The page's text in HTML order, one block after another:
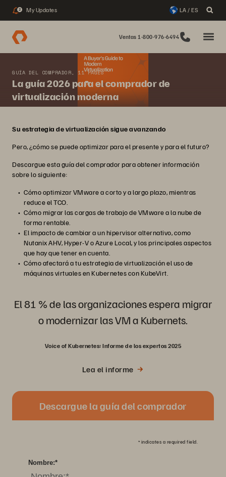
2 My Updates LA / ES
Ventas 1-800-976-6494
GUÍA DEL COMPRADOR, 11 PAGES
La guía 2026 para el comprador de
virtualización moderna
Su estrategia de virtualización sigue avanzando
Pero, ¿cómo se puede optimizar para el presente y para el futuro?
Descargue esta guía del comprador para obtener información
sobre lo siguiente:
Cómo optimizar VMware a corto y a largo plazo, mientras
reduce el TCO.
Cómo migrar las cargas de trabajo de VMware a la nube de
forma rentable.
El impacto de cambiar a un hipervisor alternativo, como
Nutanix AHV, Hyper-V o Azure Local, y los principales aspectos
que hay que tener en cuenta.
Cómo afectará a tu estrategia de virtualización el uso de
máquinas virtuales en Kubernetes con KubeVirt.
El 81 % de las organizaciones espera migrar
o modernizar las VM a Kubernets.
Voice of Kubernetes: Informe de los expertos 2025
Lea el informe
Descargue la guía del comprador
* indicates a required field.
*
Nombre: